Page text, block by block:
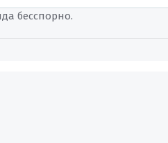
бесспорно.